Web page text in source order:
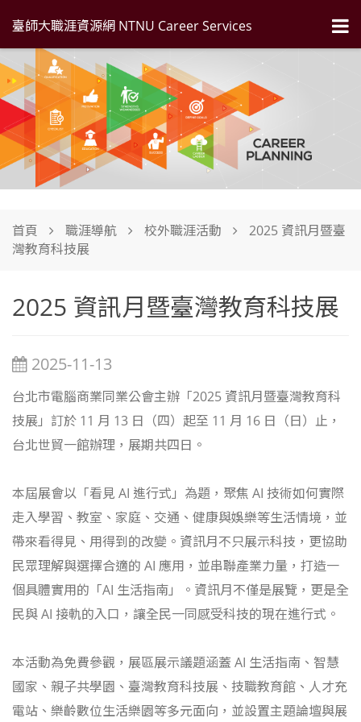
臺師大職涯資源網 NTNU Career Services
首頁 職涯導航 校外職涯活動
2025 資訊月暨臺
灣教育科技展
2025 資訊月暨臺灣教育科技展
2025-11-13
台北市電腦商業同業公會主辦「2025 資訊月暨臺灣教育科
技展」訂於 11 月 13 日（四）起至 11 月 16 日（日）止，
台北世貿一館辦理，展期共四日。
本屆展會以「看見 AI 進行式」為題，聚焦 AI 技術如何實際
走入學習、教室、家庭、交通、健康與娛樂等生活情境，並
帶來看得見、用得到的改變。資訊月不只展示科技，更協助
民眾理解與選擇合適的 AI 應用，並串聯產業力量，打造一
個具體實用的「AI 生活指南」。資訊月不僅是展覽，更是全
民與 AI 接軌的入口，讓全民一同感受科技的現在進行式。
本活動為免費參觀，展區展示議題涵蓋 AI 生活指南、智慧
國家、親子共學園、臺灣教育科技展、技職教育館、人才充
電站、樂齡數位生活樂園等多元面向，並設置主題論壇與展